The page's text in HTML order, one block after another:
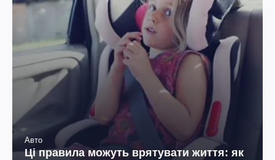
Авто
Ці правила можуть врятувати життя: як